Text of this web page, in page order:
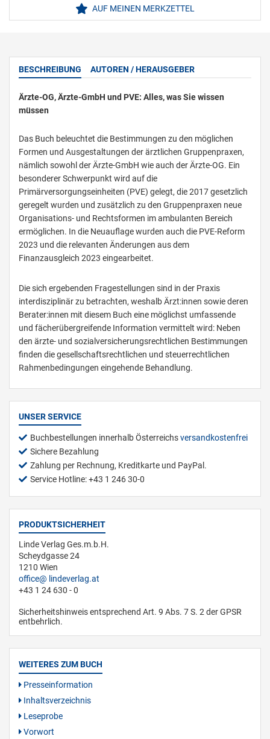
AUF MEINEN MERKZETTEL
BESCHREIBUNG AUTOREN / HERAUSGEBER
Ärzte-OG, Ärzte-GmbH und PVE: Alles, was Sie wissen
müssen
Das Buch beleuchtet die Bestimmungen zu den möglichen
Formen und Ausgestaltungen der ärztlichen Gruppenpraxen,
nämlich sowohl der Ärzte-GmbH wie auch der Ärzte-OG. Ein
besonderer Schwerpunkt wird auf die
Primärversorgungseinheiten (PVE) gelegt, die 2017 gesetzlich
geregelt wurden und zusätzlich zu den Gruppenpraxen neue
Organisations- und Rechtsformen im ambulanten Bereich
ermöglichen. In die Neuauflage wurden auch die PVE-Reform
2023 und die relevanten Änderungen aus dem
Finanzausgleich 2023 eingearbeitet.
Die sich ergebenden Fragestellungen sind in der Praxis
interdisziplinär zu betrachten, weshalb Ärzt:innen sowie deren
Berater:innen mit diesem Buch eine möglichst umfassende
und fächerübergreifende Information vermittelt wird: Neben
den ärzte- und sozialversicherungsrechtlichen Bestimmungen
finden die gesellschaftsrechtlichen und steuerrechtlichen
Rahmenbedingungen eingehende Behandlung.
UNSER SERVICE
Buchbestellungen innerhalb Österreichsversandkostenfrei
Sichere Bezahlung
Zahlung per Rechnung, Kreditkarte und PayPal.
Service Hotline: +43 1 246 30-0
PRODUKTSICHERHEIT
Linde Verlag Ges.m.b.H.
Scheydgasse 24
1210 Wien
office
lindeverlag.at
+43 1 24 630 - 0
Sicherheitshinweis entsprechend Art. 9 Abs. 7 S. 2 der GPSR
entbehrlich.
WEITERES ZUM BUCH
Presseinformation
Inhaltsverzeichnis
Leseprobe
Vorwort